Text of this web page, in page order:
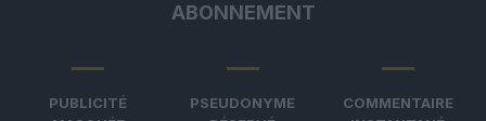
ABONNEMENT
PUBLICITÉ
PSEUDONYME
COMMENTAIRE